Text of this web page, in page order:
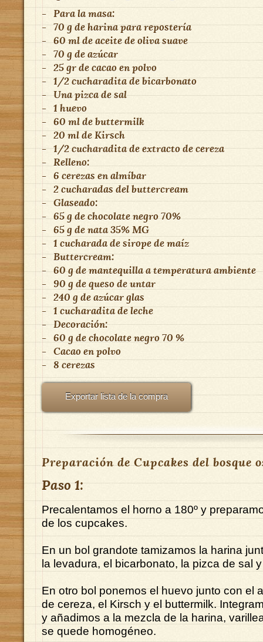
- Para la masa:
- 70 g de harina para repostería
- 60 ml de aceite de oliva suave
- 70 g de azúcar
- 25 gr de cacao en polvo
- 1/2 cucharadita de bicarbonato
- Una pizca de sal
- 1 huevo
- 60 ml de buttermilk
- 20 ml de Kirsch
- 1/2 cucharadita de extracto de cereza
- Relleno:
- 6 cerezas en almíbar
- 2 cucharadas del buttercream
- Glaseado:
- 65 g de chocolate negro 70%
- 65 g de nata 35% MG
- 1 cucharada de sirope de maíz
- Buttercream:
- 60 g de mantequilla a temperatura ambiente
- 90 g de queso de untar
- 240 g de azúcar glas
- 1 cucharadita de leche
- Decoración:
- 60 g de chocolate negro 70 %
- Cacao en polvo
- 8 cerezas
Exportar lista de la compra
Preparación de Cupcakes del bosque
Paso 1:
Precalentamos el horno a 180º y
de los cupcakes.
En un bol grandote tamizamos la harina
la levadura, el bicarbonato, la pizca de sal
En otro bol ponemos el huevo junto con el
de cereza, el Kirsch y el buttermilk.
y añadimos a la mezcla de la harina,
se quede homogéneo.